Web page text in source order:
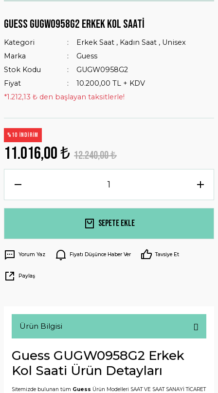
Guess GUGW0958G2 Erkek Kol Saati
Kategori Erkek Saat , Kadın Saat , Unisex
Marka
Guess
Stok Kodu
GUGW0958G2
Fiyat
10.200,00 TL + KDV
*1.212,13 ₺ den başlayan taksitlerle!
%10 İNDİRİM
11.016,00 ₺ 12.240,00 ₺
Sepete Ekle
Yorum Yaz Fiyatı Düşünce Haber Ver Tavsiye Et
Paylaş
Ürün Bilgisi
Guess GUGW0958G2 Erkek
Kol Saati Ürün Detayları
Sitemizde bulunan tüm Guess Ürün Modelleri SAAT VE SAAT SANAYİ TİCARET